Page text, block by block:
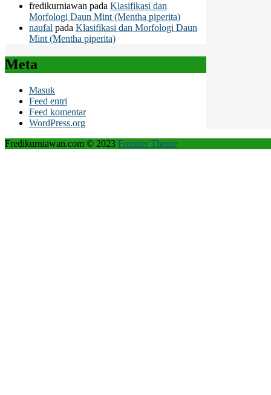
fredikurniawan pada Klasifikasi dan
Morfologi Daun Mint (Mentha piperita)
naufal pada Klasifikasi dan Morfologi Daun
Mint (Mentha piperita)
Meta
Masuk
Feed entri
Feed komentar
WordPress.org
Fredikurniawan.com © 2023 Frontier Theme